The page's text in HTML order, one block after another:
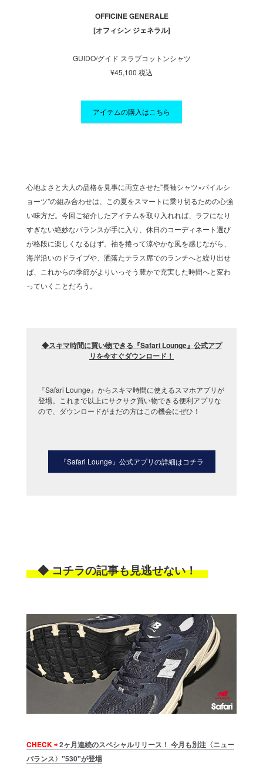
OFFICINE GENERALE
[オフィシン ジェネラル]
GUIDO/グイド スラブコットンシャツ
¥45,100 税込
アイテムの購入はこちら
心地よさと大人の品格を見事に両立させた"長袖シャツ×パイルシ
ョーツ"の組み合わせは、この夏をスマートに乗り切るための心強
い味方だ。今回ご紹介したアイテムを取り入れれば、ラフになり
すぎない絶妙なバランスが手に入り、休日のコーディネート選び
が格段に楽しくなるはず。袖を捲って涼やかな風を感じながら、
海岸沿いのドライブや、洒落たテラス席でのランチへと繰り出せ
ば、これからの季節がよりいっそう豊かで充実した時間へと変わ
っていくことだろう。
◆スキマ時間に買い物できる『Safari Lounge』公式アプ
リを今すぐダウンロード ！
『Safari Lounge』からスキマ時間に使えるスマホアプリが
登場。これまで以上にサクサク買い物できる便利アプリな
ので、ダウンロードがまだの方はこの機会にぜひ！
『Safari Lounge』公式アプリの詳細はコチラ
◆ コチラの記事も見逃せない！
CHECK ⇨2ヶ月連続のスペシャルリリース！ 今月も別注〈ニュー
バランス〉"530"が登場